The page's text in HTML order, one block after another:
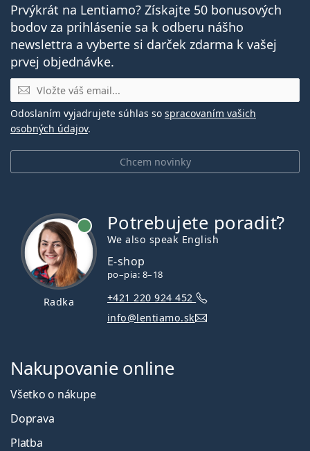
Prvýkrát na Lentiamo? Získajte 50 bonusových
bodov za prihlásenie sa k odberu nášho
newslettra a vyberte si darček zdarma k vašej
prvej objednávke.
E-mail
Chcem novinky
Odoslaním vyjadrujete súhlas so spracovaním vašich
osobných údajov.
Radka
Potrebujete poradiť?
We also speak English
E-shop
po–pia: 8–18
+421 220 924 452
info@lentiamo.sk
Nakupovanie online
Všetko o nákupe
Doprava
Platba